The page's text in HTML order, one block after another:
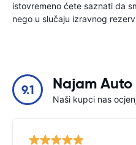
istovremeno ćete saznati da
nego u slučaju izravnog
9.1 Najam Auto
Naši kupci nas